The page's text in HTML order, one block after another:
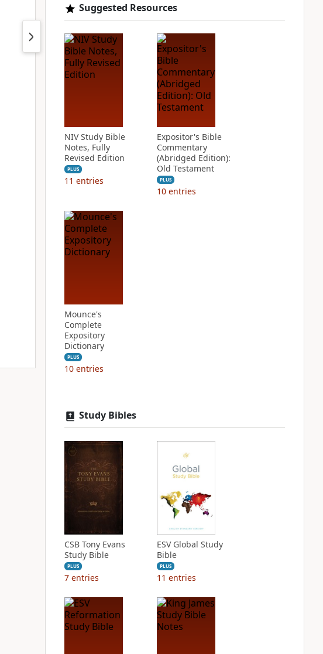
Suggested Resources
NIV Study Bible
Notes, Fully
Revised Edition
PLUS
11 entries
Expositor's Bible
Commentary
(Abridged Edition):
Old Testament
PLUS
10 entries
Mounce's
Complete
Expository
Dictionary
PLUS
10 entries
Study Bibles
CSB Tony Evans
Study Bible
PLUS
7 entries
ESV Global Study
Bible
PLUS
11 entries